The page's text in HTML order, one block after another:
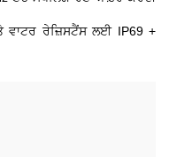
ਵਾਟਰ ਰੇਜ਼ਿਸਟੈਂਸ ਲਈ IP69 +